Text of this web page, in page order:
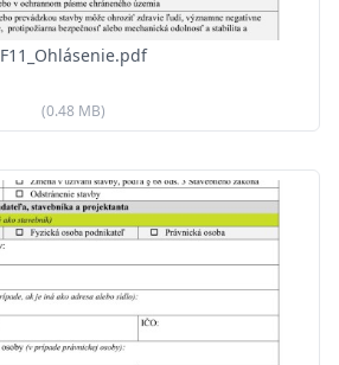
F11_Ohlásenie.pdf
(0.48 MB)